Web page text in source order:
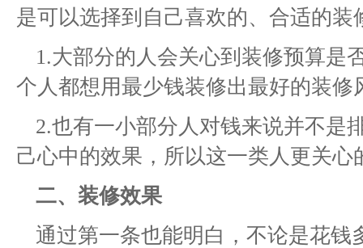
是可以选择到自己喜欢的、合适的装
1.大部分的人会关心到装修预算是
个人都想用最少钱装修出最好的装修
2.也有一小部分人对钱来说并不是
己心中的效果，所以这一类人更关心
二、装修效果
通过第一条也能明白，不论是花